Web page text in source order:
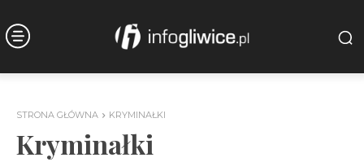
STRONA GŁÓWNA KRYMINAŁKI
Kryminałki